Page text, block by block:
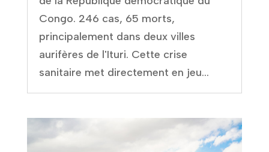
Congo. 246 cas, 65 morts,
principalement dans deux villes
aurifères de l'Ituri. Cette crise
sanitaire met directement en jeu...